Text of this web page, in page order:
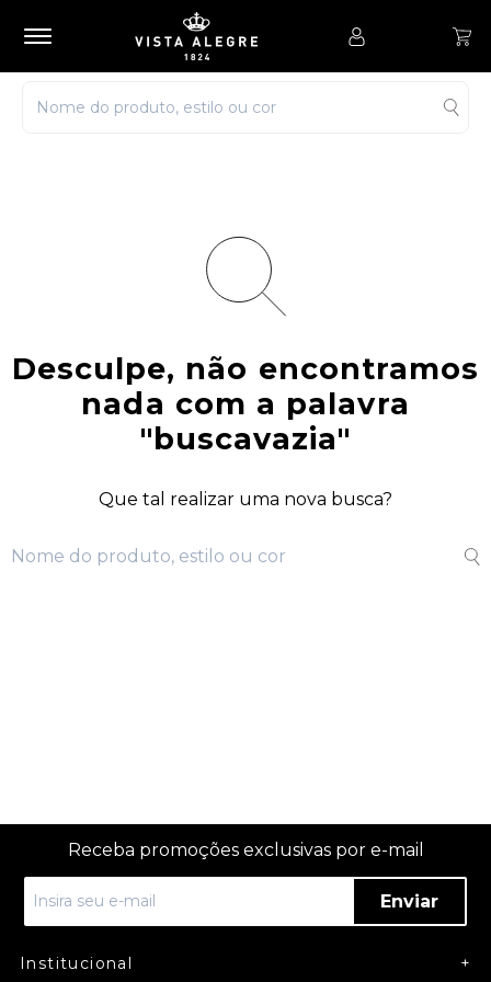
Desculpe, não encontramos
nada com a palavra
"buscavazia"
Que tal realizar uma nova busca?
Receba promoções exclusivas por e-mail
Enviar
Institucional